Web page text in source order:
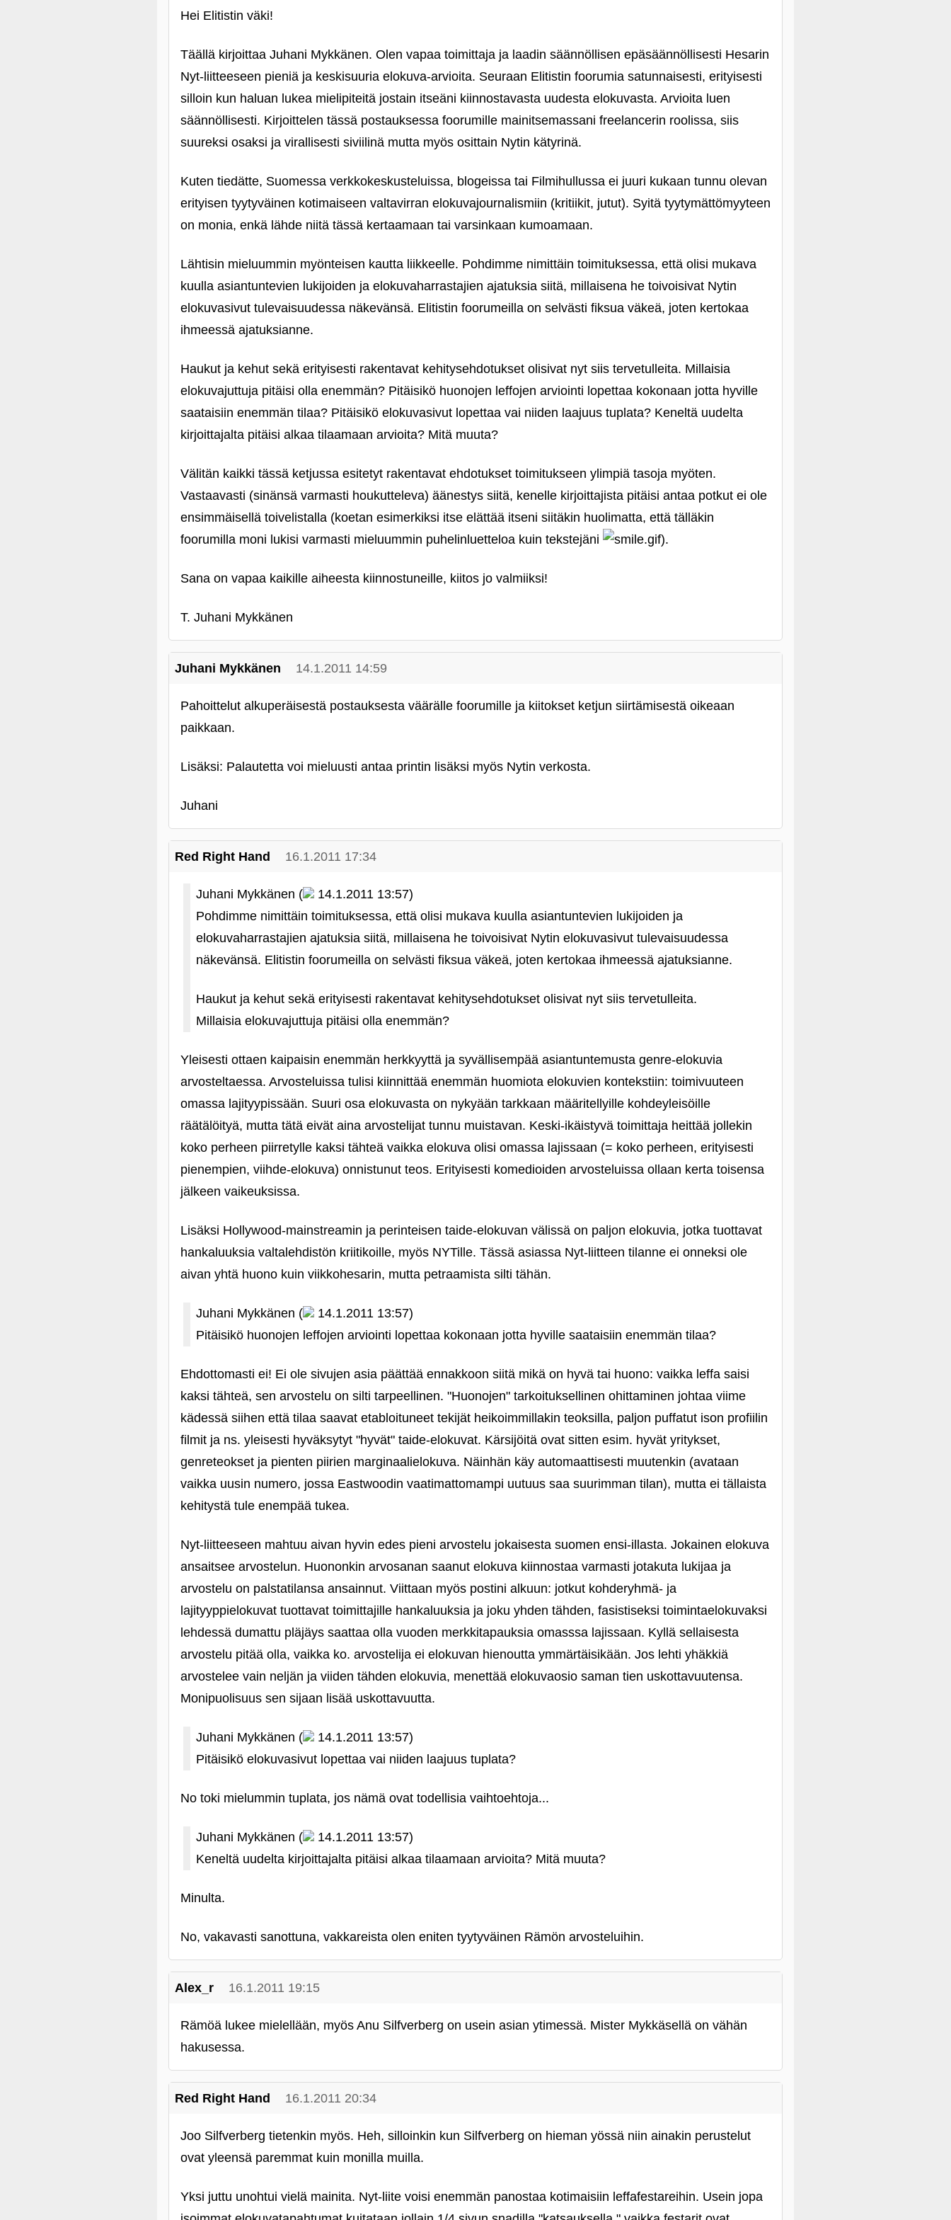
Hei Elitistin väki!
Täällä kirjoittaa Juhani Mykkänen. Olen vapaa toimittaja ja laadin säännöllisen epäsäännöllisesti Hesarin
Nyt-liitteeseen pieniä ja keskisuuria elokuva-arvioita. Seuraan Elitistin foorumia satunnaisesti, erityisesti
silloin kun haluan lukea mielipiteitä jostain itseäni kiinnostavasta uudesta elokuvasta. Arvioita luen
säännöllisesti. Kirjoittelen tässä postauksessa foorumille mainitsemassani freelancerin roolissa, siis
suureksi osaksi ja virallisesti siviilinä mutta myös osittain Nytin kätyrinä.
Kuten tiedätte, Suomessa verkkokeskusteluissa, blogeissa tai Filmihullussa ei juuri kukaan tunnu olevan
erityisen tyytyväinen kotimaiseen valtavirran elokuvajournalismiin (kritiikit, jutut). Syitä tyytymättömyyteen
on monia, enkä lähde niitä tässä kertaamaan tai varsinkaan kumoamaan.
Lähtisin mieluummin myönteisen kautta liikkeelle. Pohdimme nimittäin toimituksessa, että olisi mukava
kuulla asiantuntevien lukijoiden ja elokuvaharrastajien ajatuksia siitä, millaisena he toivoisivat Nytin
elokuvasivut tulevaisuudessa näkevänsä. Elitistin foorumeilla on selvästi fiksua väkeä, joten kertokaa
ihmeessä ajatuksianne.
Haukut ja kehut sekä erityisesti rakentavat kehitysehdotukset olisivat nyt siis tervetulleita. Millaisia
elokuvajuttuja pitäisi olla enemmän? Pitäisikö huonojen leffojen arviointi lopettaa kokonaan jotta hyville
saataisiin enemmän tilaa? Pitäisikö elokuvasivut lopettaa vai niiden laajuus tuplata? Keneltä uudelta
kirjoittajalta pitäisi alkaa tilaamaan arvioita? Mitä muuta?
Välitän kaikki tässä ketjussa esitetyt rakentavat ehdotukset toimitukseen ylimpiä tasoja myöten.
Vastaavasti (sinänsä varmasti houkutteleva) äänestys siitä, kenelle kirjoittajista pitäisi antaa potkut ei ole
ensimmäisellä toivelistalla (koetan esimerkiksi itse elättää itseni siitäkin huolimatta, että tälläkin
foorumilla moni lukisi varmasti mieluummin puhelinluetteloa kuin tekstejäni
).
Sana on vapaa kaikille aiheesta kiinnostuneille, kiitos jo valmiiksi!
T. Juhani Mykkänen
Juhani Mykkänen 14.1.2011 14:59
Pahoittelut alkuperäisestä postauksesta väärälle foorumille ja kiitokset ketjun siirtämisestä oikeaan
paikkaan.
Lisäksi: Palautetta voi mieluusti antaa printin lisäksi myös Nytin verkosta.
Juhani
Red Right Hand 16.1.2011 17:34
Juhani Mykkänen (
14.1.2011 13:57)
Pohdimme nimittäin toimituksessa, että olisi mukava kuulla asiantuntevien lukijoiden ja
elokuvaharrastajien ajatuksia siitä, millaisena he toivoisivat Nytin elokuvasivut tulevaisuudessa
näkevänsä. Elitistin foorumeilla on selvästi fiksua väkeä, joten kertokaa ihmeessä ajatuksianne.
Haukut ja kehut sekä erityisesti rakentavat kehitysehdotukset olisivat nyt siis tervetulleita.
Millaisia elokuvajuttuja pitäisi olla enemmän?
Yleisesti ottaen kaipaisin enemmän herkkyyttä ja syvällisempää asiantuntemusta genre-elokuvia
arvosteltaessa. Arvosteluissa tulisi kiinnittää enemmän huomiota elokuvien kontekstiin: toimivuuteen
omassa lajityypissään. Suuri osa elokuvasta on nykyään tarkkaan määritellyille kohdeyleisöille
räätälöityä, mutta tätä eivät aina arvostelijat tunnu muistavan. Keski-ikäistyvä toimittaja heittää jollekin
koko perheen piirretylle kaksi tähteä vaikka elokuva olisi omassa lajissaan (= koko perheen, erityisesti
pienempien, viihde-elokuva) onnistunut teos. Erityisesti komedioiden arvosteluissa ollaan kerta toisensa
jälkeen vaikeuksissa.
Lisäksi Hollywood-mainstreamin ja perinteisen taide-elokuvan välissä on paljon elokuvia, jotka tuottavat
hankaluuksia valtalehdistön kriitikoille, myös NYTille. Tässä asiassa Nyt-liitteen tilanne ei onneksi ole
aivan yhtä huono kuin viikkohesarin, mutta petraamista silti tähän.
Juhani Mykkänen (
14.1.2011 13:57)
Pitäisikö huonojen leffojen arviointi lopettaa kokonaan jotta hyville saataisiin enemmän tilaa?
Ehdottomasti ei! Ei ole sivujen asia päättää ennakkoon siitä mikä on hyvä tai huono: vaikka leffa saisi
kaksi tähteä, sen arvostelu on silti tarpeellinen. "Huonojen" tarkoituksellinen ohittaminen johtaa viime
kädessä siihen että tilaa saavat etabloituneet tekijät heikoimmillakin teoksilla, paljon puffatut ison profiilin
filmit ja ns. yleisesti hyväksytyt "hyvät" taide-elokuvat. Kärsijöitä ovat sitten esim. hyvät yritykset,
genreteokset ja pienten piirien marginaalielokuva. Näinhän käy automaattisesti muutenkin (avataan
vaikka uusin numero, jossa Eastwoodin vaatimattomampi uutuus saa suurimman tilan), mutta ei tällaista
kehitystä tule enempää tukea.
Nyt-liitteeseen mahtuu aivan hyvin edes pieni arvostelu jokaisesta suomen ensi-illasta. Jokainen elokuva
ansaitsee arvostelun. Huononkin arvosanan saanut elokuva kiinnostaa varmasti jotakuta lukijaa ja
arvostelu on palstatilansa ansainnut. Viittaan myös postini alkuun: jotkut kohderyhmä- ja
lajityyppielokuvat tuottavat toimittajille hankaluuksia ja joku yhden tähden, fasistiseksi toimintaelokuvaksi
lehdessä dumattu pläjäys saattaa olla vuoden merkkitapauksia omasssa lajissaan. Kyllä sellaisesta
arvostelu pitää olla, vaikka ko. arvostelija ei elokuvan hienoutta ymmärtäisikään. Jos lehti yhäkkiä
arvostelee vain neljän ja viiden tähden elokuvia, menettää elokuvaosio saman tien uskottavuutensa.
Monipuolisuus sen sijaan lisää uskottavuutta.
Juhani Mykkänen (
14.1.2011 13:57)
Pitäisikö elokuvasivut lopettaa vai niiden laajuus tuplata?
No toki mielummin tuplata, jos nämä ovat todellisia vaihtoehtoja...
Juhani Mykkänen (
14.1.2011 13:57)
Keneltä uudelta kirjoittajalta pitäisi alkaa tilaamaan arvioita? Mitä muuta?
Minulta.
No, vakavasti sanottuna, vakkareista olen eniten tyytyväinen Rämön arvosteluihin.
Alex_r 16.1.2011 19:15
Rämöä lukee mielellään, myös Anu Silfverberg on usein asian ytimessä. Mister Mykkäsellä on vähän
hakusessa.
Red Right Hand 16.1.2011 20:34
Joo Silfverberg tietenkin myös. Heh, silloinkin kun Silfverberg on hieman yössä niin ainakin perustelut
ovat yleensä paremmat kuin monilla muilla.
Yksi juttu unohtui vielä mainita. Nyt-liite voisi enemmän panostaa kotimaisiin leffafestareihin. Usein jopa